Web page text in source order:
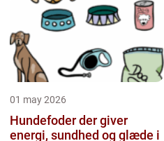
01 may 2026
Hundefoder der giver
energi, sundhed og glæde i